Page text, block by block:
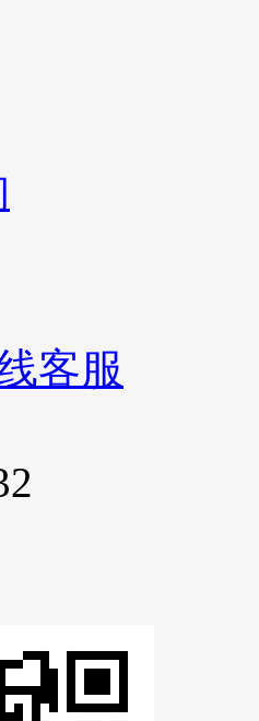
客服